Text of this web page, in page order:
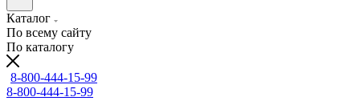
Каталог
По всему сайту
По каталогу
8-800-444-15-99
8-800-444-15-99